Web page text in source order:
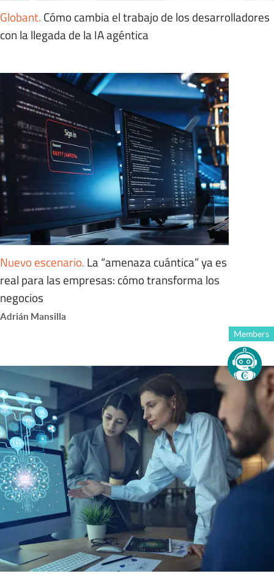
Globant. Cómo cambia el trabajo de los desarrolladores
con la llegada de la IA agéntica
Nuevo escenario. La “amenaza cuántica” ya es
real para las empresas: cómo transforma los
negocios
Adrián Mansilla
Members